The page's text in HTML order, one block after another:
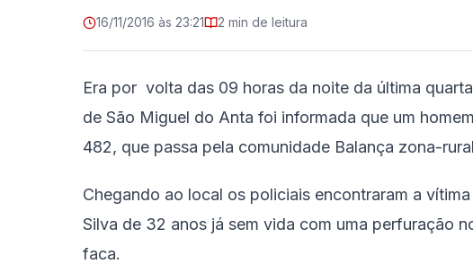
16/11/2016 às 23:21 2 min de leitura
Era por volta das 09 horas da noite da última
de São Miguel do Anta foi informada que um
482, que passa pela comunidade Balança zona-
Chegando ao local os policiais encontraram a
Silva de 32 anos já sem vida com uma perfuração
faca.